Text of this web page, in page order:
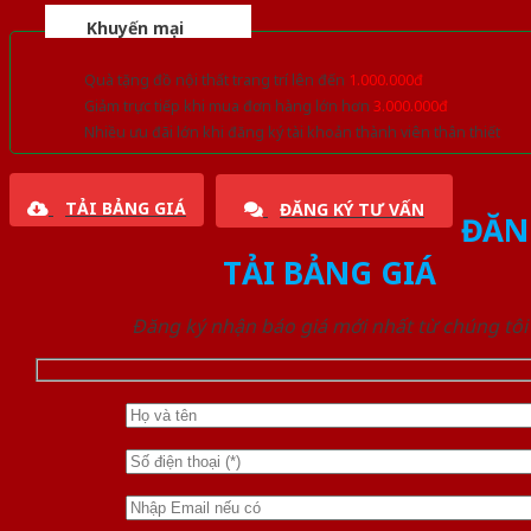
Khuyến mại
Quà tặng đồ nội thất trang trí lên đến 1.000.000đ
Giảm trực tiếp khi mua đơn hàng lớn hơn 3.000.000đ
Nhiều ưu đãi lớn khi đăng ký tài khoản thành viên thân thiết
TẢI BẢNG GIÁ ĐĂNG KÝ TƯ VẤN
TẢI BẢNG GIÁ
Đăng ký nhận báo giá mới nhất từ chúng tôi